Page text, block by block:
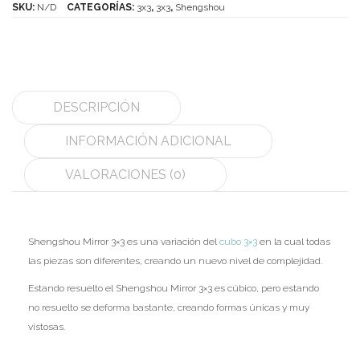
MoYu
The Valk
YanCheng
Z-Cube
Z-Stickers
Speedcubing
SKU: N/D CATEGORÍAS: 3x3, 3x3, Shengshou
DESCRIPCIÓN
INFORMACIÓN ADICIONAL
VALORACIONES (0)
Shengshou Mirror 3×3 es una variación del cubo 3×3 en la cual todas
las piezas son diferentes, creando un nuevo nivel de complejidad.
Estando resuelto el Shengshou Mirror 3×3 es cúbico, pero estando
no resuelto se deforma bastante, creando formas únicas y muy
vistosas.